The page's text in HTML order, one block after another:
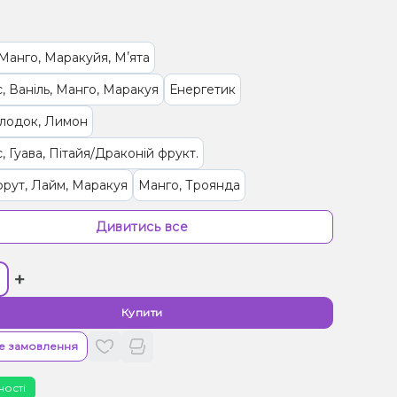
Маракуйя, Мʼята
Ваніль, Манго, Маракуя
Енергетик
Лимон
Гуава, Пітайя/Драконій фрукт.
Лайм, Маракуя
Манго, Троянда
Кондитерка
(фруктова)
Чорниця/Лохина
Гранат
Черешня, Чорниця/Лохина
Персик, Лід/Холодок
Чорниця/Лохина
Дивитись все
+
Купити
замовлення